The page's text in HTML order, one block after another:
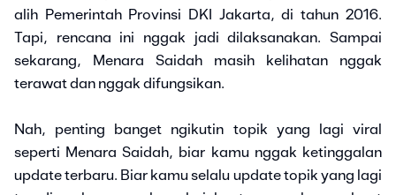
alih Pemerintah Provinsi DKI Jakarta, di tahun 2016.
Tapi, rencana ini nggak jadi dilaksanakan. Sampai
sekarang, Menara Saidah masih kelihatan nggak
terawat dan nggak difungsikan.
Nah, penting banget ngikutin topik yang lagi viral
seperti Menara Saidah, biar kamu nggak ketinggalan
update terbaru. Biar kamu selalu update topik yang lagi